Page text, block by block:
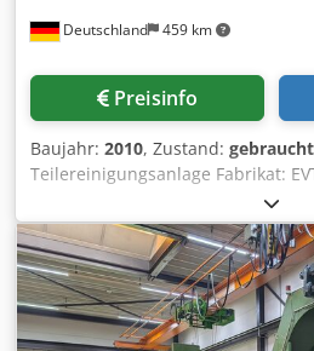
Deutschland 459 km
Preisinfo
Baujahr: 2010, Zustand: gebraucht
Teilereinigungsanlage Fabrikat:
Verfahrenstechnik GmbH Typ:
Chsdpfx Aaezickzevea
Individuelle Gestaltung der
Lader Regenerierbare
Destillation des Lösemittels
Tauchreinigung mit